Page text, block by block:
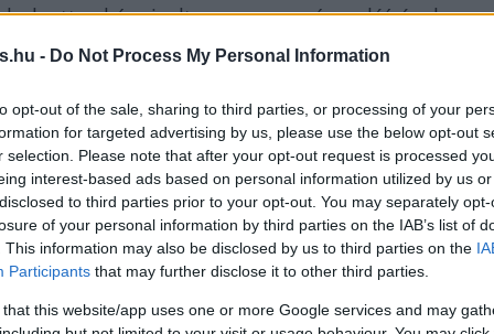
- Do Not Process My Personal Information
opt-out of the sale, sharing to third parties, or processing of your
for targeted advertising by us, please use the below opt-out
selection. Please note that after your opt-out request is processed
interest-based ads based on personal information utilized by us
to third parties prior to your opt-out. You may separately
of your personal information by third parties on the IAB’s list of
This information may also be disclosed by us to third parties on the
Participants that may further disclose it to other third parties.
that this website/app uses one or more Google services and may
képviselte az egyezmény aláírásakor.
november 28-án aláírtak egy
amelynek értelmében az Egyesült Királyság 600
forint)támogatást nyújt az iraki határőrképzés
és a határrendészeti kapacitások növelésére,
elleni küzdelmet is elősegítve.
200 000 fontot (kb. 94 millió forint) ígért a
tervezett migrációval és határbiztonsággal